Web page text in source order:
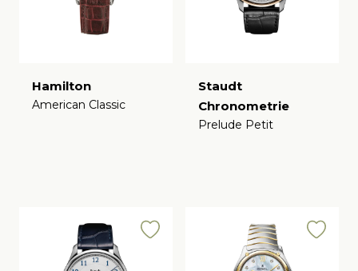
Hamilton
American Classic
Staudt
Chronometrie
Prelude Petit